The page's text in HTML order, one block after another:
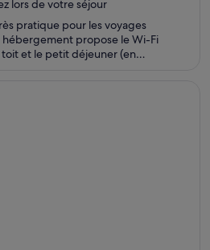
lors de votre séjour
pratique pour les voyages
hébergement propose le Wi-Fi
et le petit déjeuner (en